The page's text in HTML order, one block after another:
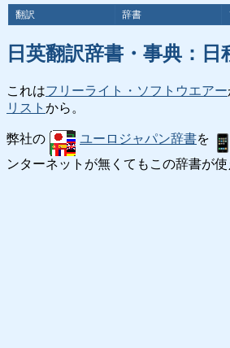
翻訳 辞書
日英翻訳辞書・事典：
これはフリーライト・ソフトウエアー
リスト から。
弊社の ユーロジャパン辞書を
ンターネットが無くてもこの辞書が使